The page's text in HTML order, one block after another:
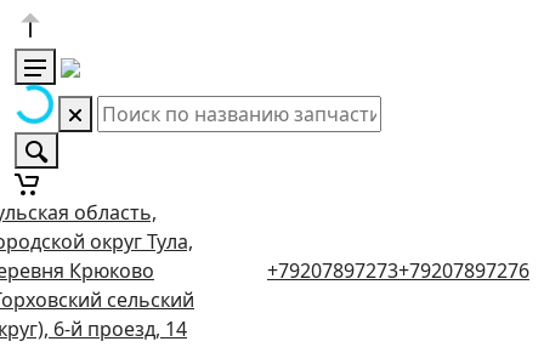
область,
округ Тула,
Крюково
сельский
6-й проезд, 14
+79207897273+79207897276